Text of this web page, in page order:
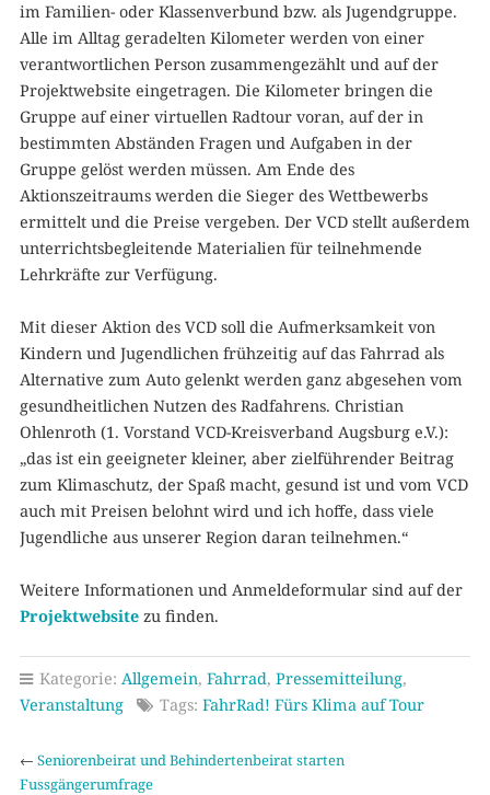
im Familien- oder Klassenverbund bzw. als Jugendgruppe.
Alle im Alltag geradelten Kilometer werden von einer
verantwortlichen Person zusammengezählt und auf der
Projektwebsite eingetragen. Die Kilometer bringen die
Gruppe auf einer virtuellen Radtour voran, auf der in
bestimmten Abständen Fragen und Aufgaben in der
Gruppe gelöst werden müssen. Am Ende des
Aktionszeitraums werden die Sieger des Wettbewerbs
ermittelt und die Preise vergeben. Der VCD stellt außerdem
unterrichtsbegleitende Materialien für teilnehmende
Lehrkräfte zur Verfügung.
Mit dieser Aktion des VCD soll die Aufmerksamkeit von
Kindern und Jugendlichen frühzeitig auf das Fahrrad als
Alternative zum Auto gelenkt werden ganz abgesehen vom
gesundheitlichen Nutzen des Radfahrens. Christian
Ohlenroth (1. Vorstand VCD-Kreisverband Augsburg e.V.):
„das ist ein geeigneter kleiner, aber zielführender Beitrag
zum Klimaschutz, der Spaß macht, gesund ist und vom VCD
auch mit Preisen belohnt wird und ich hoffe, dass viele
Jugendliche aus unserer Region daran teilnehmen.“
Weitere Informationen und Anmeldeformular sind auf der
Projektwebsitezu finden.
Kategorie: Allgemein, Fahrrad, Pressemitteilung,
Veranstaltung
Tags: FahrRad! Fürs Klima auf Tour
← Seniorenbeirat und Behindertenbeirat starten
Fussgängerumfrage